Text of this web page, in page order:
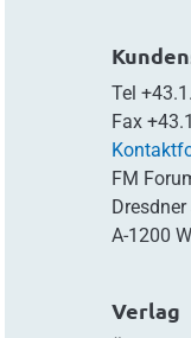
Tel
Fax
FM
A-1200
Verlag